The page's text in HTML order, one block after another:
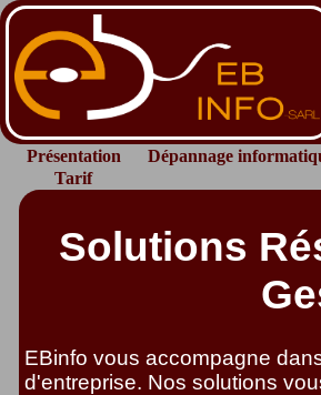
Présentation Dépannage
Tarif
Solutions
EBinfo vous accompagne
d'entreprise. Nos solutions